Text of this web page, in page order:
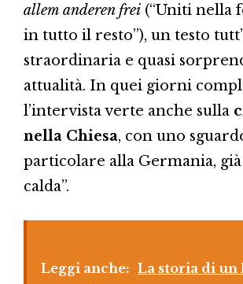
allem anderen frei (“Uniti nella
in tutto il resto”), un testo
straordinaria e quasi
attualità. In quei giorni
l’intervista verte anche sulla
nella Chiesa, con uno
particolare alla Germania, già
calda”.
Leggi anche: La storia di un